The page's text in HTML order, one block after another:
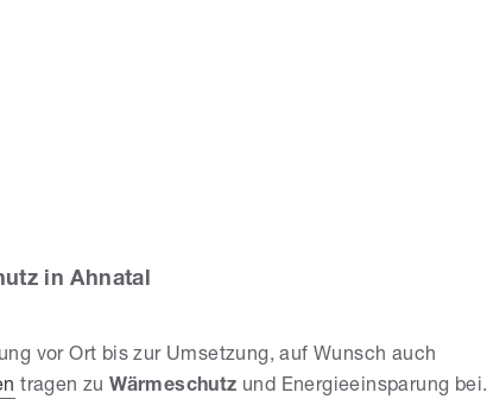
in Ahnatal
vor Ort bis zur Umsetzung, auf Wunsch auch
tragen zu Wärmeschutz und Energieeinsparung bei.